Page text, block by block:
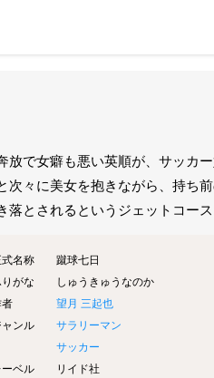
放で女癖も悪い英順が、サッカ
次々に美女を抱きながら、持ち
落とされるというジェットコー
名称
蹴球七日
がな
しゅうきゅうなのか
望月 三起也
ャンル
サラリーマン
サッカー
ーベル
リイド社